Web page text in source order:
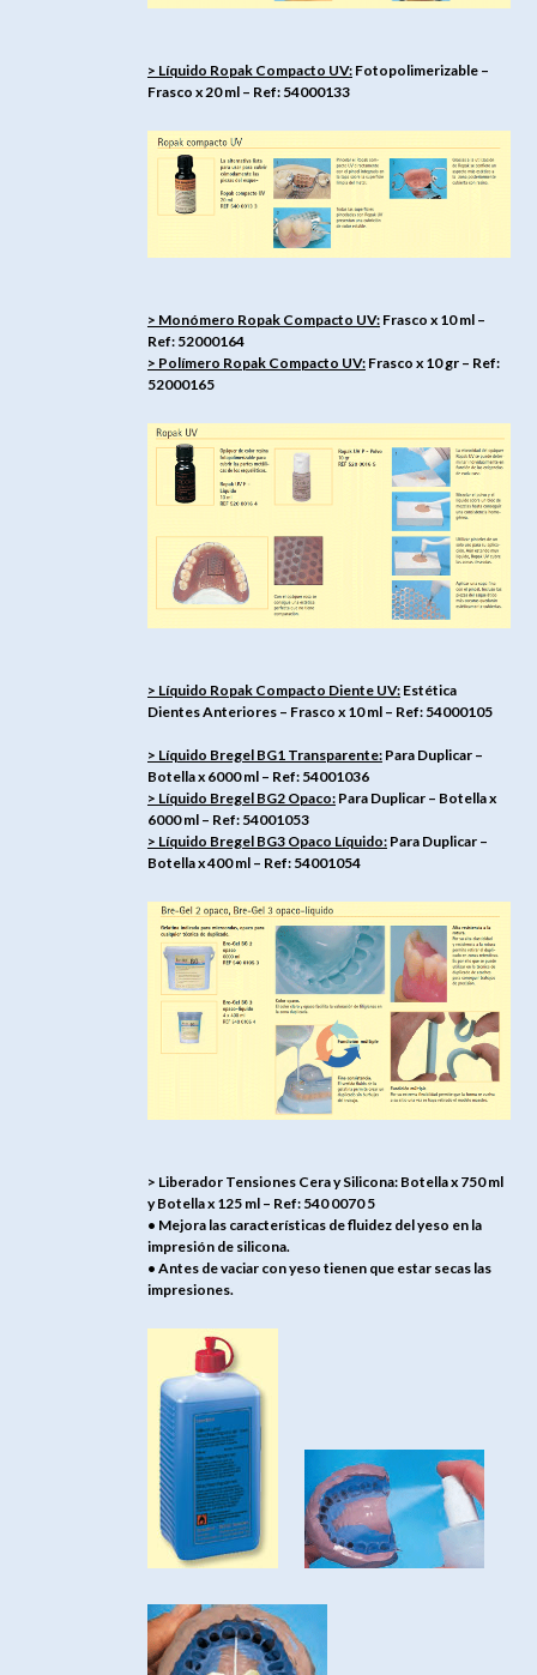
> Líquido Ropak Compacto UV:Fotopolimerizable –
Frasco x 20 ml – Ref: 54000133
> Monómero Ropak Compacto UV:Frasco x 10 ml –
Ref: 52000164
> Polímero Ropak Compacto UV:Frasco x 10 gr – Ref:
52000165
> Líquido Ropak Compacto Diente UV:Estética
Dientes Anteriores – Frasco x 10 ml – Ref: 54000105
> Líquido Bregel BG1 Transparente:Para Duplicar –
Botella x 6000 ml – Ref: 54001036
> Líquido Bregel BG2 Opaco:Para Duplicar – Botella x
6000 ml – Ref: 54001053
> Líquido Bregel BG3 Opaco Líquido:Para Duplicar –
Botella x 400 ml – Ref: 54001054
> Liberador Tensiones Cera y Silicona: Botella x 750 ml
y Botella x 125 ml – Ref: 540 0070 5
• Mejora las características de fluidez del yeso en la
impresión de silicona.
• Antes de vaciar con yeso tienen que estar secas las
impresiones.